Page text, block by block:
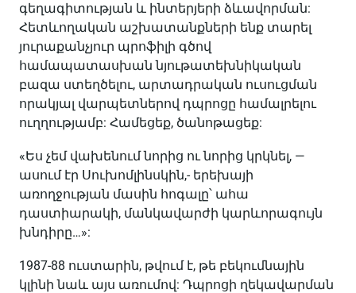
գեղագիտության և ինտերյերի ձևավորման:
Հետևողական աշխատանքների ենք տարել
յուրաքանչյուր պրոֆիլի գծով
համապատասխան նյութատեխնիկական
բազա ստեղծելու, արտադրական ուսուցման
որակյալ վարպետներով դպրոցը համալրելու
ուղղությամբ: Համեցեք, ծանոթացեք:
«Ես չեմ վախենում նորից ու նորից կրկնել, —
ասում էր Սուխոմլինսկին,- երեխայի
առողջության մասին հոգալը՝ ահա
դաստիարակի, մանկավարժի կարևորագույն
խնդիրը…»:
1987-88 ուստարին, թվում է, թե բեկումնային
կլինի նաև այս առումով: Դպրոցի ղեկավարման